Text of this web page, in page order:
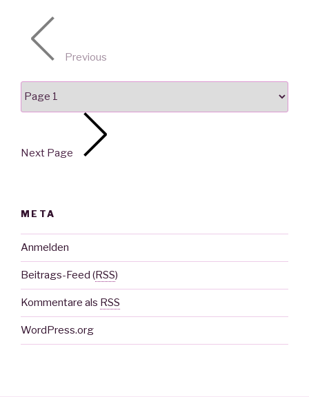
Previous
Next Page
META
Anmelden
Beitrags-Feed (RSS)
Kommentare als RSS
WordPress.org